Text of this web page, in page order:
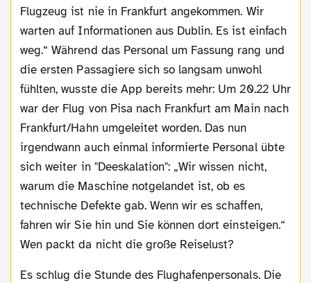
Flugzeug ist nie in Frankfurt angekommen. Wir
warten auf Informationen aus Dublin. Es ist einfach
weg.“ Während das Personal um Fassung rang und
die ersten Passagiere sich so langsam unwohl
fühlten, wusste die App bereits mehr: Um 20.22 Uhr
war der Flug von Pisa nach Frankfurt am Main nach
Frankfurt/Hahn umgeleitet worden. Das nun
irgendwann auch einmal informierte Personal übte
sich weiter in "Deeskalation": „Wir wissen nicht,
warum die Maschine notgelandet ist, ob es
technische Defekte gab. Wenn wir es schaffen,
fahren wir Sie hin und Sie können dort einsteigen.“
Wen packt da nicht die große Reiselust?
Es schlug die Stunde des Flughafenpersonals. Die